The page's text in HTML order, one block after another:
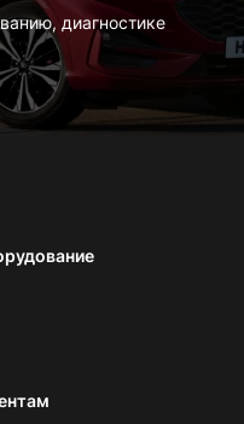
диагностике